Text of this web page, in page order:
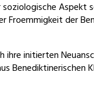
Aspekt
der
initierten